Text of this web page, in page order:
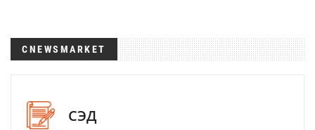
CNEWSMARKET
СЭД